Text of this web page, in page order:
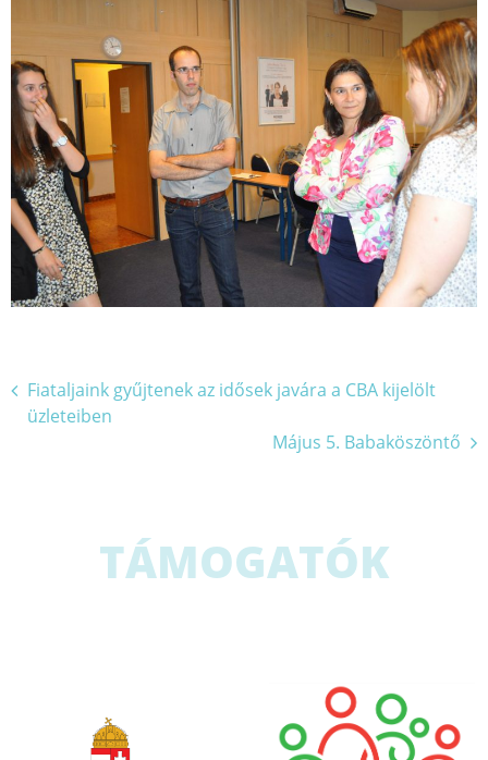
Bejegyzés
navigáció
Fiataljaink gyűjtenek az idősek javára a CBA kijelölt
üzleteiben
Május 5. Babaköszöntő
TÁMOGATÓK